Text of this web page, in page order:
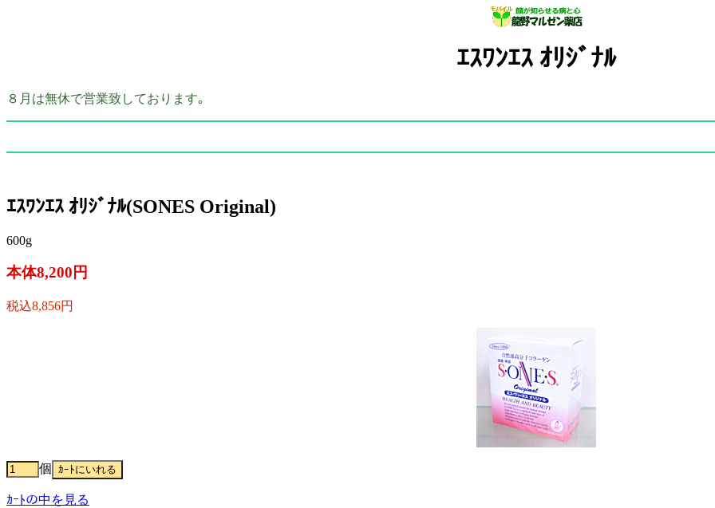
ｴｽﾜﾝｴｽ ｵﾘｼﾞﾅﾙ
８月は無休で営業致しております｡
ｴｽﾜﾝｴｽ ｵﾘｼﾞﾅﾙ(SONES Original)
600g
本体8,200円
税込8,856円
個
ｶｰﾄの中を見る